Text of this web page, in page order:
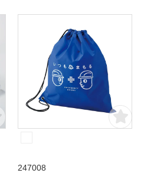
247008